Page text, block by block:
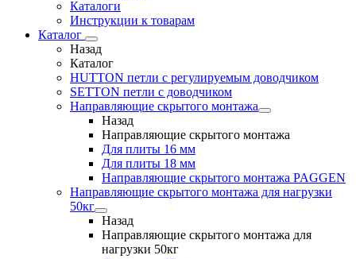
Каталоги
Инструкции к товарам
Каталог
Назад
Каталог
HUTTON петли с регулируемым доводчиком
SETTON петли с доводчиком
Направляющие скрытого монтажа
Назад
Направляющие скрытого монтажа
Для плиты 16 мм
Для плиты 18 мм
Направляющие скрытого монтажа PAGGEN
Направляющие скрытого монтажа для нагрузки
50кг
Назад
Направляющие скрытого монтажа для
нагрузки 50кг